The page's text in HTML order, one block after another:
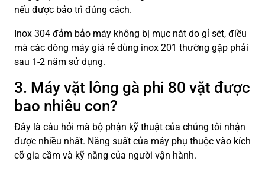
nếu được bảo trì đúng cách.
Inox 304 đảm bảo máy không bị mục nát do gỉ sét, điều
mà các dòng máy giá rẻ dùng inox 201 thường gặp phải
sau 1-2 năm sử dụng.
3. Máy vặt lông gà phi 80 vặt được
bao nhiêu con?
Đây là câu hỏi mà bộ phận kỹ thuật của chúng tôi nhận
được nhiều nhất. Năng suất của máy phụ thuộc vào kích
cỡ gia cầm và kỹ năng của người vận hành.